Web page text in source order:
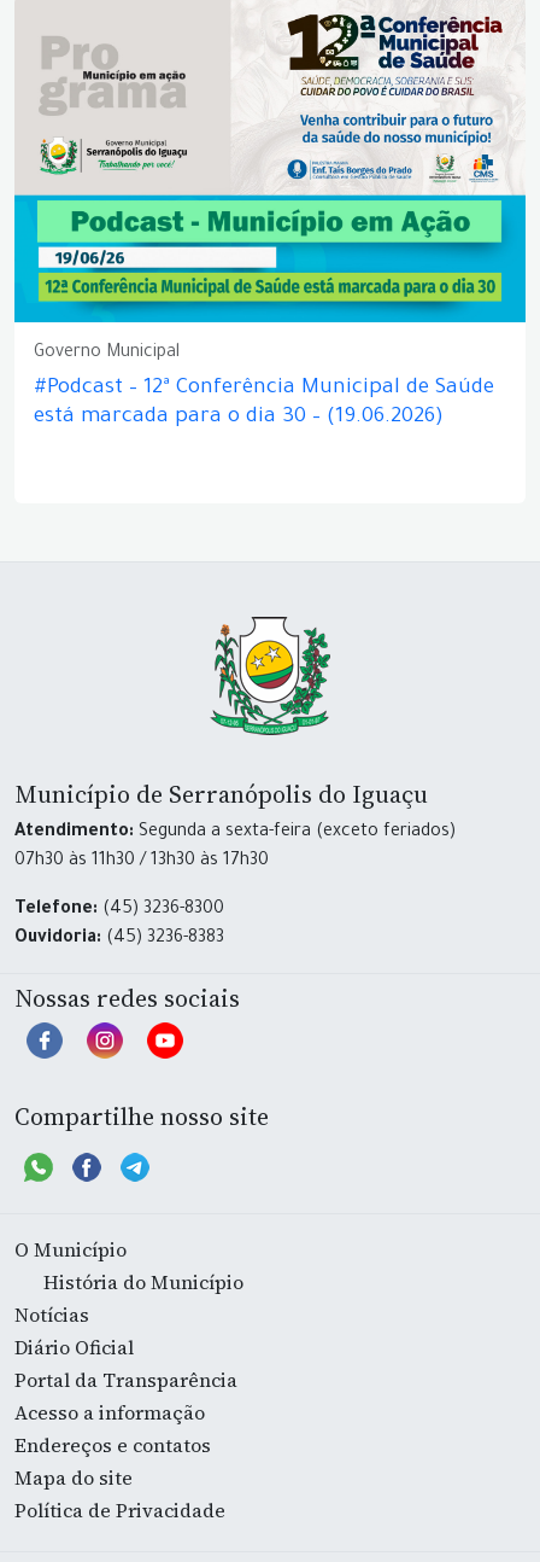
Governo Municipal
#Podcast – 12ª Conferência Municipal de Saúde
está marcada para o dia 30 – (19.06.2026)
Município de Serranópolis do Iguaçu
Atendimento: Segunda a sexta-feira (exceto feriados)
07h30 às 11h30 / 13h30 às 17h30
Telefone: (45) 3236-8300
Ouvidoria: (45) 3236-8383
Nossas redes sociais
Compartilhe nosso site
O Município
História do Município
Notícias
Diário Oficial
Portal da Transparência
Acesso a informação
Endereços e contatos
Mapa do site
Política de Privacidade